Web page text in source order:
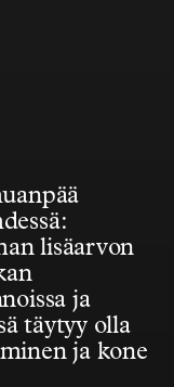
lisäarvon
ja
täytyy olla
ja kone